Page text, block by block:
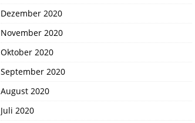
Dezember 2020
November 2020
Oktober 2020
September 2020
August 2020
Juli 2020